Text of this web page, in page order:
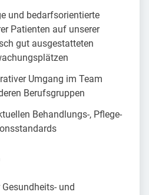
und bedarfsorientierte
Patienten auf unserer
gut ausgestatteten
Umgang im Team
Berufsgruppen
Behandlungs-, Pflege-
und